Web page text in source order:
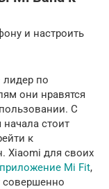
и настроить
лидер по
они нравятся
С
начала стоит
к
Xiaomi для своих
приложение Mi Fit,
совершенно